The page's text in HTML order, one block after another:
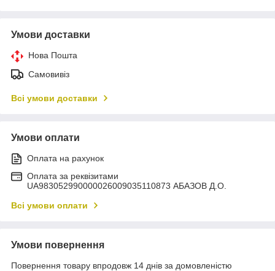
Умови доставки
Нова Пошта
Самовивіз
Всі умови доставки
Умови оплати
Оплата на рахунок
Оплата за реквізитами
UA983052990000026009035110873 АБАЗОВ Д.О.
Всі умови оплати
Умови повернення
Повернення товару впродовж 14 днів за домовленістю